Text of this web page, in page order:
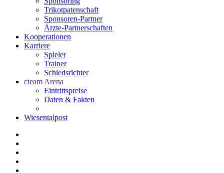
Trikotpatenschaft
Sponsoren-Partner
Ärzte-Partnerschaften
Kooperationen
Karriere
Spieler
Trainer
Schiedsrichter
cteam Arena
Eintrittspreise
Daten & Fakten
Wiesentalpost